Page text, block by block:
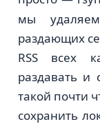
мы
раздающих
RSS всех
раздавать и
такой почти
сохранить